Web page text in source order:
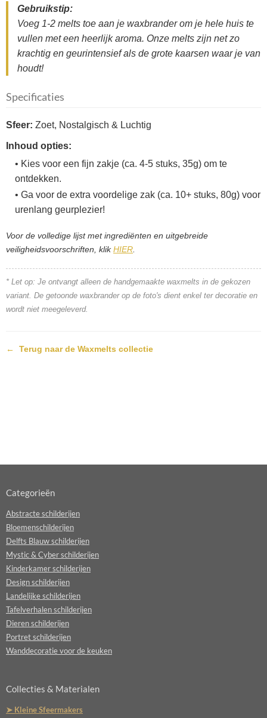
Gebruikstip:
Voeg 1-2 melts toe aan je waxbrander om je hele huis te
vullen met een heerlijk aroma. Onze melts zijn net zo
krachtig en geurintensief als de grote kaarsen waar je van
houdt!
Specificaties
Sfeer: Zoet, Nostalgisch & Luchtig
Inhoud opties:
• Kies voor een fijn zakje (ca. 4-5 stuks, 35g) om te
ontdekken.
• Ga voor de extra voordelige zak (ca. 10+ stuks, 80g) voor
urenlang geurplezier!
Voor de volledige lijst met ingrediënten en uitgebreide
veiligheidsvoorschriften, klikHIER
* Let op: Je ontvangt alleen de handgemaakte waxmelts in de gekozen
variant. De getoonde waxbrander op de foto's dient enkel ter decoratie en
wordt niet meegeleverd.
← Terug naar de Waxmelts collectie
Categorieën
Abstracte schilderijen
Bloemenschilderijen
Delfts Blauw schilderijen
Mystic & Cyber schilderijen
Kinderkamer schilderijen
Design schilderijen
Landelijke schilderijen
Tafelverhalen schilderijen
Dieren schilderijen
Portret schilderijen
Wanddecoratie voor de keuken
Collecties & Materialen
➤ Kleine Sfeermakers